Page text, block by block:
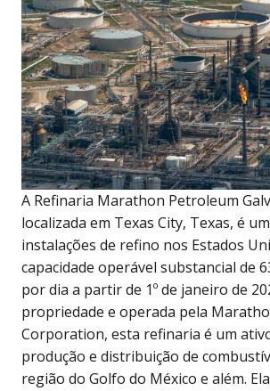
A Refinaria Marathon Petroleum
localizada em Texas City, Texas, é
instalações de refino nos Estados
capacidade operável substancial de
por dia a partir de 1º de janeiro de
propriedade e operada pela
Corporation, esta refinaria é um
produção e distribuição de
região do Golfo do México e além.